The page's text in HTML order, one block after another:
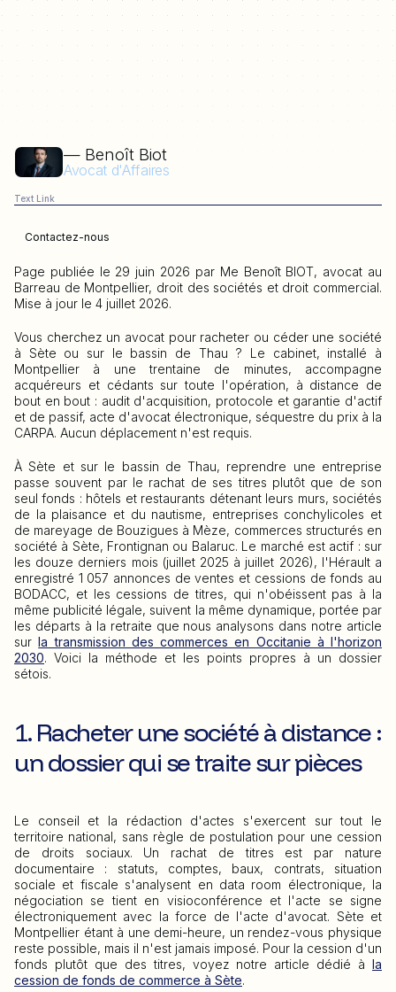
— Benoît Biot
Avocat d'Affaires
Text Link
Contactez-nous
Page publiée le 29 juin 2026 par Me Benoît BIOT, avocat au
Barreau de Montpellier, droit des sociétés et droit commercial.
Mise à jour le 4 juillet 2026.
Vous cherchez un avocat pour racheter ou céder une société
à Sète ou sur le bassin de Thau ? Le cabinet, installé à
Montpellier à une trentaine de minutes, accompagne
acquéreurs et cédants sur toute l'opération, à distance de
bout en bout : audit d'acquisition, protocole et garantie d'actif
et de passif, acte d'avocat électronique, séquestre du prix à la
CARPA. Aucun déplacement n'est requis.
À Sète et sur le bassin de Thau, reprendre une entreprise
passe souvent par le rachat de ses titres plutôt que de son
seul fonds : hôtels et restaurants détenant leurs murs, sociétés
de la plaisance et du nautisme, entreprises conchylicoles et
de mareyage de Bouzigues à Mèze, commerces structurés en
société à Sète, Frontignan ou Balaruc. Le marché est actif : sur
les douze derniers mois (juillet 2025 à juillet 2026), l'Hérault a
enregistré 1 057 annonces de ventes et cessions de fonds au
BODACC, et les cessions de titres, qui n'obéissent pas à la
même publicité légale, suivent la même dynamique, portée par
les départs à la retraite que nous analysons dans notre article
surla transmission des commerces en Occitanie à l'horizon
2030. Voici la méthode et les points propres à un dossier
sétois.
1. Racheter une société à distance :
un dossier qui se traite sur pièces
Le conseil et la rédaction d'actes s'exercent sur tout le
territoire national, sans règle de postulation pour une cession
de droits sociaux. Un rachat de titres est par nature
documentaire : statuts, comptes, baux, contrats, situation
sociale et fiscale s'analysent en data room électronique, la
négociation se tient en visioconférence et l'acte se signe
électroniquement avec la force de l'acte d'avocat. Sète et
Montpellier étant à une demi-heure, un rendez-vous physique
reste possible, mais il n'est jamais imposé. Pour la cession d'un
fonds plutôt que des titres, voyez notre article dédié à la
cession de fonds de commerce à Sète.